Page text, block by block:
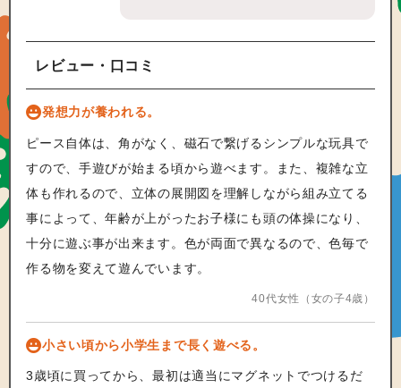
レビュー・口コミ
発想力が養われる。
ピース自体は、角がなく、磁石で繋げるシンプルな玩具で
すので、手遊びが始まる頃から遊べます。また、複雑な立
体も作れるので、立体の展開図を理解しながら組み立てる
事によって、年齢が上がったお子様にも頭の体操になり、
十分に遊ぶ事が出来ます。色が両面で異なるので、色毎で
作る物を変えて遊んでいます。
40代女性（女の子4歳）
小さい頃から小学生まで長く遊べる。
3歳頃に買ってから、最初は適当にマグネットでつけるだ